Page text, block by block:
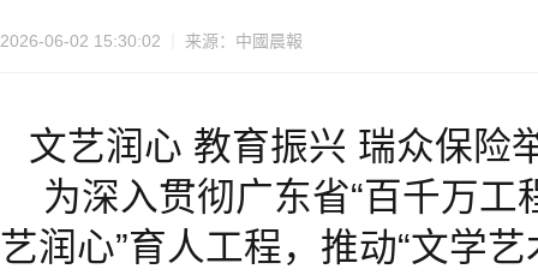
2026-06-02 15:30:02 来源：中國晨報
文艺润心 教育振兴 瑞众保险
为深入贯彻广东省“百千万工
艺润心”育人工程，推动“文学